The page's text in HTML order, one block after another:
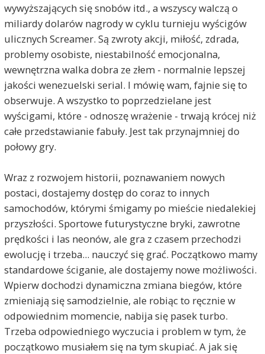
wywyższających się snobów itd., a wszyscy walczą o
miliardy dolarów nagrody w cyklu turnieju wyścigów
ulicznych Screamer. Są zwroty akcji, miłość, zdrada,
problemy osobiste, niestabilność emocjonalna,
wewnętrzna walka dobra ze złem - normalnie lepszej
jakości wenezuelski serial. I mówię wam, fajnie się to
obserwuje. A wszystko to poprzedzielane jest
wyścigami, które - odnoszę wrażenie - trwają krócej niż
całe przedstawianie fabuły. Jest tak przynajmniej do
połowy gry.
Wraz z rozwojem historii, poznawaniem nowych
postaci, dostajemy dostęp do coraz to innych
samochodów, którymi śmigamy po mieście niedalekiej
przyszłości. Sportowe futurystyczne bryki, zawrotne
prędkości i las neonów, ale gra z czasem przechodzi
ewolucję i trzeba... nauczyć się grać. Początkowo mamy
standardowe ściganie, ale dostajemy nowe możliwości.
Wpierw dochodzi dynamiczna zmiana biegów, które
zmieniają się samodzielnie, ale robiąc to ręcznie w
odpowiednim momencie, nabija się pasek turbo.
Trzeba odpowiedniego wyczucia i problem w tym, że
początkowo musiałem się na tym skupiać. A jak się